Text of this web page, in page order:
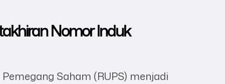
Nomor Induk
Saham (RUPS) menjadi